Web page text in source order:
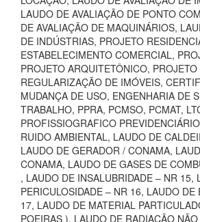
LAUDO DE AVALIAÇÃO DE PONTO
DE AVALIAÇÃO DE MAQUINÁRIOS,
DE INDÚSTRIAS, PROJETO
ESTABELECIMENTO COMERCIAL,
PROJETO ARQUITETÔNICO,
REGULARIZAÇÃO DE IMÓVEIS,
MUDANÇA DE USO, ENGENHARIA DE
TRABALHO, PPRA, PCMSO, PCMAT,
PROFISSIOGRAFICO
RUIDO AMBIENTAL, LAUDO DE
LAUDO DE GERADOR / CONAMA,
CONAMA, LAUDO DE GASES DE
, LAUDO DE INSALUBRIDADE – NR 15,
PERICULOSIDADE – NR 16, LAUDO
17, LAUDO DE MATERIAL
POEIRAS ), LAUDO DE RADIAÇÃO